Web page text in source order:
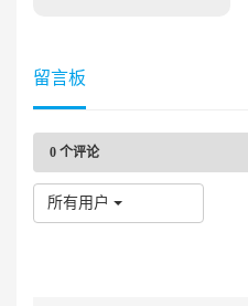
留言板
0 个评论
所有用户